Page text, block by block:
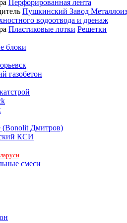
Перфорированная лента
Пушкинский Завод
водоотвода и дренаж
Пластиковые лотки Решетки
блоки
газобетон
(Bonolit Дмитров)
КСИ
смеси